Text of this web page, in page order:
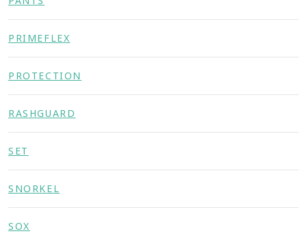
PRIMEFLEX
PROTECTION
RASHGUARD
SET
SNORKEL
SOX